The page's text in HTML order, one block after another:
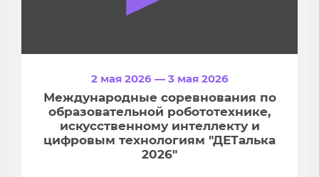
2 мая 2026 — 3 мая 2026
Международные соревнования по
образовательной робототехнике,
искусственному интеллекту и
цифровым технологиям "ДЕТалька
2026"